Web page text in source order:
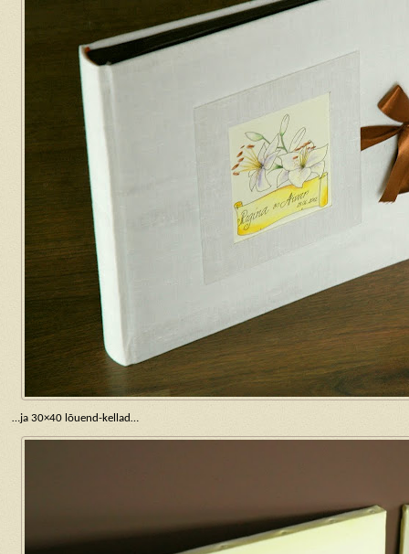
…ja 30×40 lõuend-kellad…